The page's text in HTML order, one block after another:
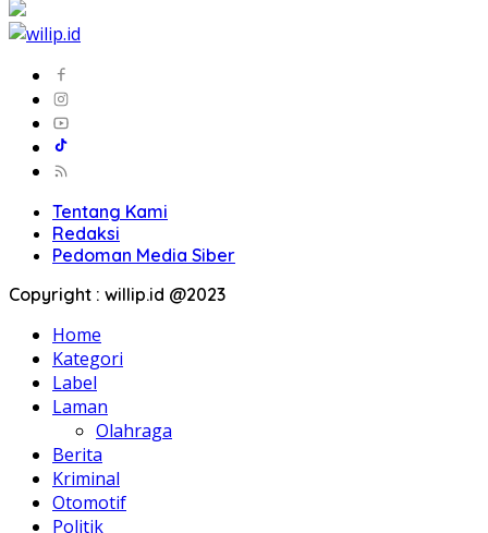
Tentang Kami
Redaksi
Pedoman Media Siber
Copyright : willip.id @2023
Home
Kategori
Label
Laman
Olahraga
Berita
Kriminal
Otomotif
Politik